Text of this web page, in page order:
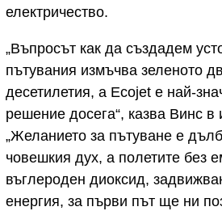
електричество.
„Въпросът как да създадем
пътувания измъчва зеленото
десетилетия, а Ecojet е най-
решение досега“, казва Винс в
„Желанието за пътуване е
човешкия дух, а полетите без
въглероден диоксид,
енергия, за първи път ще ни